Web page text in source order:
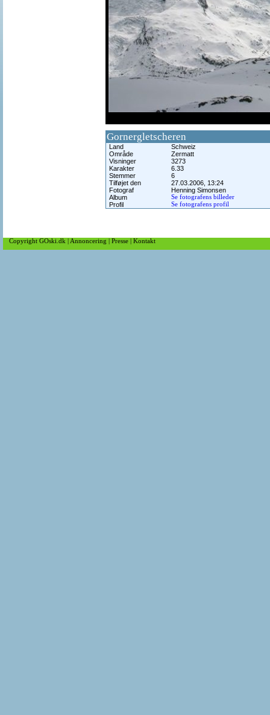
Gornergletscheren
Land
Schweiz
Område
Zermatt
Visninger
3273
Karakter
6.33
Stemmer
6
Tilføjet den
27.03.2006, 13:24
Fotograf
Henning Simonsen
Album
Se fotografens billeder
Profil Se fotografens profil
Copyright GOski.dk Annoncering Presse Kontakt